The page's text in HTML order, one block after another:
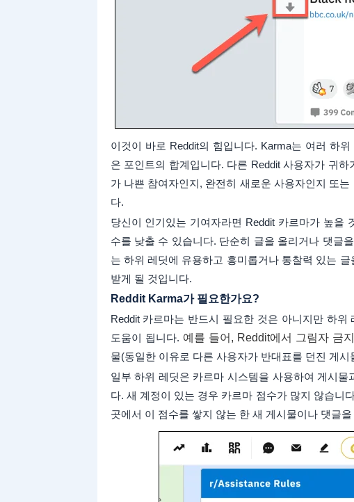
이것이 바로 Reddit의 힘입니다. Karma는 여러 하
은 포인트의 합계입니다. 다른 Reddit 사용자가 귀
가 나쁜 참여자인지, 완전히 새로운 사용자인지 또
다.
당신이 인기있는 기여자라면 Reddit 카르마가 높을
수를 낮출 수 있습니다. 단순히 글을 올리거나 댓글
는 하위 레딧에 유용하고 흥미롭거나 통찰력 있는
받게 될 것입니다.
Reddit Karma가 필요한가요?
Reddit 카르마는 반드시 필요한 것은 아니지만 하
도움이 됩니다. 예를 들어, Reddit에서 그림자 금
물(동일한 이유로 다른 사용자가 반대표를 던진 게
일부 하위 레딧은 카르마 시스템을 사용하여 게시
다. 새 계정이 있는 경우 카르마 점수가 많지 않습니
곳에서 이 점수를 쌓지 않는 한 새 게시물이나 댓글